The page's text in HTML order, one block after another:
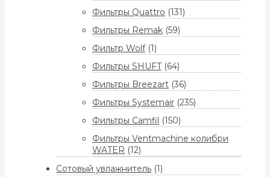
Фильтры Quattro (131)
Фильтры Remak (59)
Фильтр Wolf (1)
Фильтры SHUFT (64)
Фильтры Breezart (36)
Фильтры Systemair (235)
Фильтры Camfil (150)
Фильтры Ventmachine колибри
WATER (12)
Сотовый увлажнитель (1)